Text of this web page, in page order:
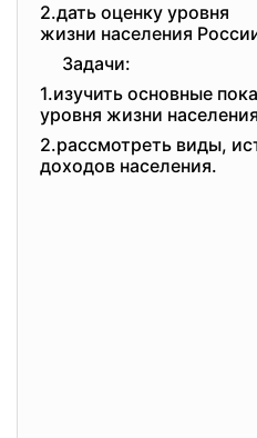
2.дать оценку уровня
жизни населения
Задачи:
1.изучить основные
уровня жизни населения
2.рассмотреть виды,
доходов населения.